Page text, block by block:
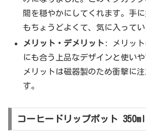
間を穏やかにしてくれます。手
もちょうどよくて、気に入ってい
メリット・デメリット : メリット
にも合う上品なデザインと使い
メリットは磁器製のため衝撃に
す。
コーヒードリップポット